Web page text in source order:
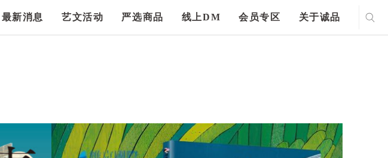
最新消息 艺文活动 严选商品 线上DM 会员专区 关于诚品